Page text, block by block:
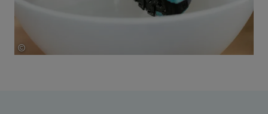
© Gore-Tex Phil Pham